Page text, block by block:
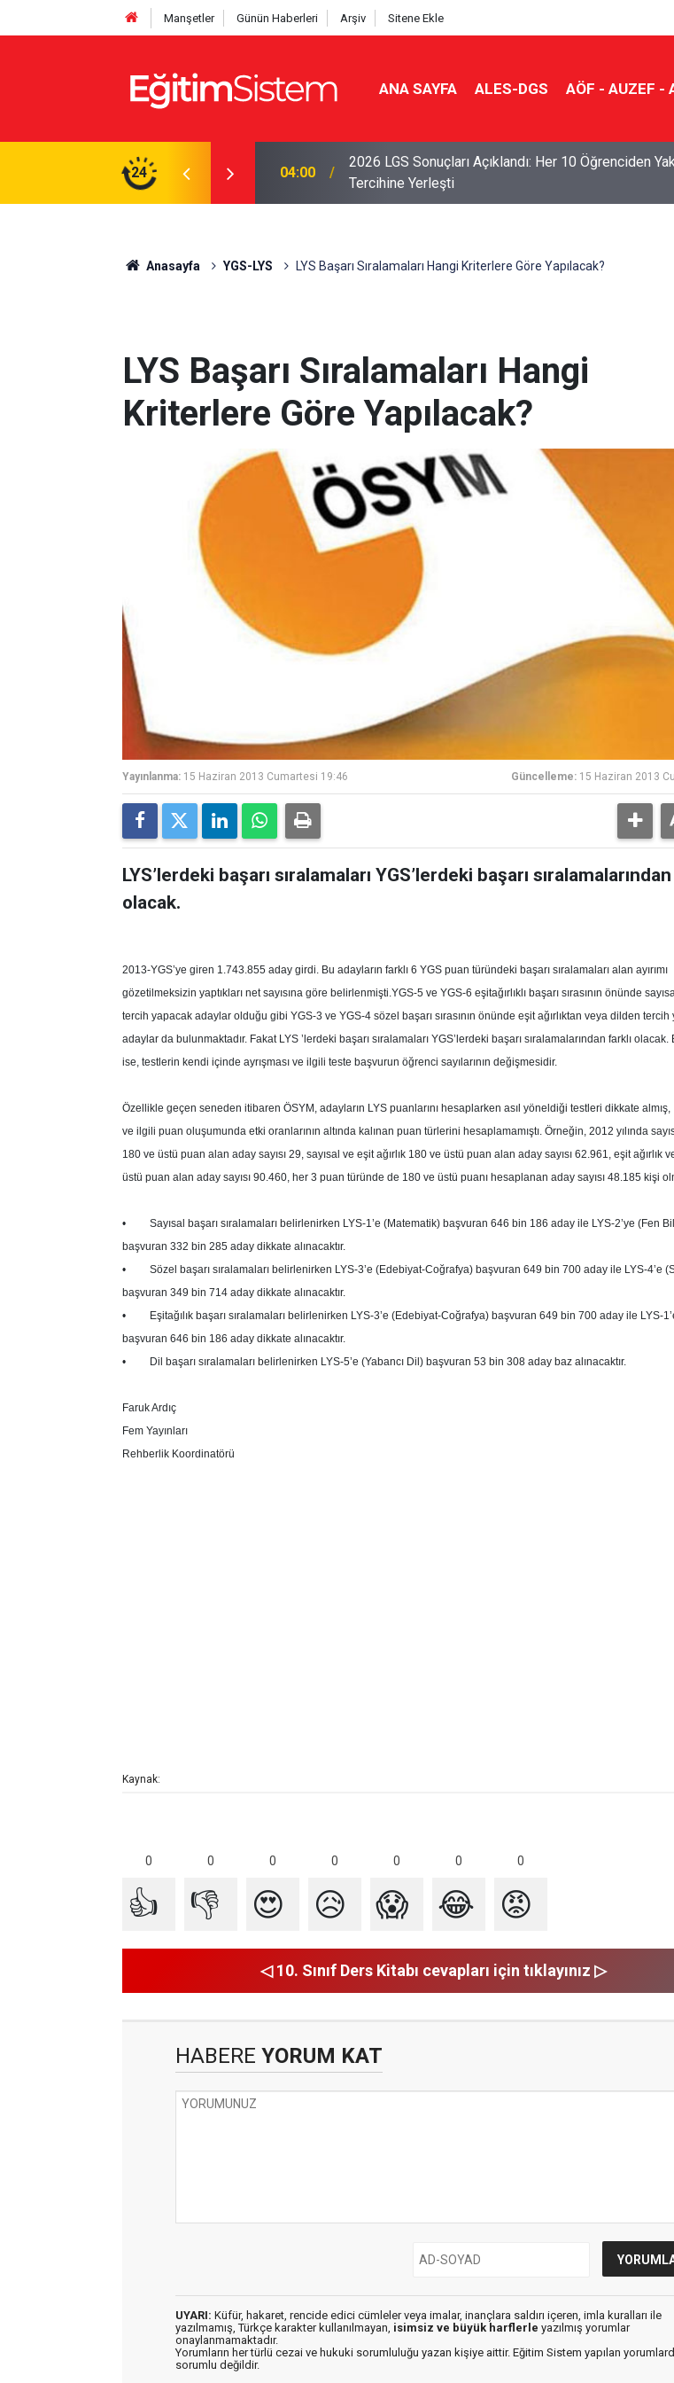
Manşetler Günün Haberleri Arşiv Sitene Ekle
ANA SAYFA ALES-DGS AÖF - AUZEF -
24
Sınavla Alan Liseler Yüzde 95,76
04:00
2026 LGS Sonuçları Açıklandı: Her 10 Öğrenciden
Tercihine Yerleşti
Anasayfa YGS-LYS LYS Başarı Sıralamaları Hangi Kriterlere Göre Yapılacak?
LYS Başarı Sıralamaları Hangi
Kriterlere Göre Yapılacak?
Yayınlanma: 15 Haziran 2013 Cumartesi 19:46 Güncelleme: 15 Haziran 2013
LYS’lerdeki başarı sıralamaları YGS’lerdeki başarı
olacak.
2013-YGS’ye giren 1.743.855 aday girdi. Bu adayların farklı 6 YGS puan türündeki başarı sıralamaları alan ayırımı
gözetilmeksizin yaptıkları net sayısına göre belirlenmişti.YGS-5 ve YGS-6 eşitağırlıklı başarı sırasının önünde
tercih yapacak adaylar olduğu gibi YGS-3 ve YGS-4 sözel başarı sırasının önünde eşit ağırlıktan veya dilden tercih
adaylar da bulunmaktadır. Fakat LYS ’lerdeki başarı sıralamaları YGS’lerdeki başarı sıralamalarından farklı
ise, testlerin kendi içinde ayrışması ve ilgili teste başvurun öğrenci sayılarının değişmesidir.
Özellikle geçen seneden itibaren ÖSYM, adayların LYS puanlarını hesaplarken asıl yöneldiği testleri dikkate almış,
ve ilgili puan oluşumunda etki oranlarının altında kalınan puan türlerini hesaplamamıştı. Örneğin, 2012 yılında
180 ve üstü puan alan aday sayısı 29, sayısal ve eşit ağırlık 180 ve üstü puan alan aday sayısı 62.961, eşit ağırlık
üstü puan alan aday sayısı 90.460, her 3 puan türünde de 180 ve üstü puanı hesaplanan aday sayısı 48.185 kişi
• Sayısal başarı sıralamaları belirlenirken LYS-1’e (Matematik) başvuran 646 bin 186 aday ile LYS-2’ye (Fen
başvuran 332 bin 285 aday dikkate alınacaktır.
• Sözel başarı sıralamaları belirlenirken LYS-3’e (Edebiyat-Coğrafya) başvuran 649 bin 700 aday ile LYS-4’e
başvuran 349 bin 714 aday dikkate alınacaktır.
• Eşitağılık başarı sıralamaları belirlenirken LYS-3’e (Edebiyat-Coğrafya) başvuran 649 bin 700 aday ile LYS-
başvuran 646 bin 186 aday dikkate alınacaktır.
• Dil başarı sıralamaları belirlenirken LYS-5’e (Yabancı Dil) başvuran 53 bin 308 aday baz alınacaktır.
Faruk Ardıç
Fem Yayınları
Rehberlik Koordinatörü
Kaynak:
0 0 0 0 0 0 0
👍 👎 😍 😥 😱 😂 😡
◁ 10. Sınıf Ders Kitabı cevapları için tıklayınız ▷
HABERE YORUM KAT
UYARI: Küfür, hakaret, rencide edici cümleler veya imalar, inançlara saldırı içeren, imla kuralları ile
yazılmamış, Türkçe karakter kullanılmayan, isimsiz ve büyük harflerle yazılmış yorumlar
onaylanmamaktadır.
Yorumların her türlü cezai ve hukuki sorumluluğu yazan kişiye aittir. Eğitim Sistem yapılan
sorumlu değildir.